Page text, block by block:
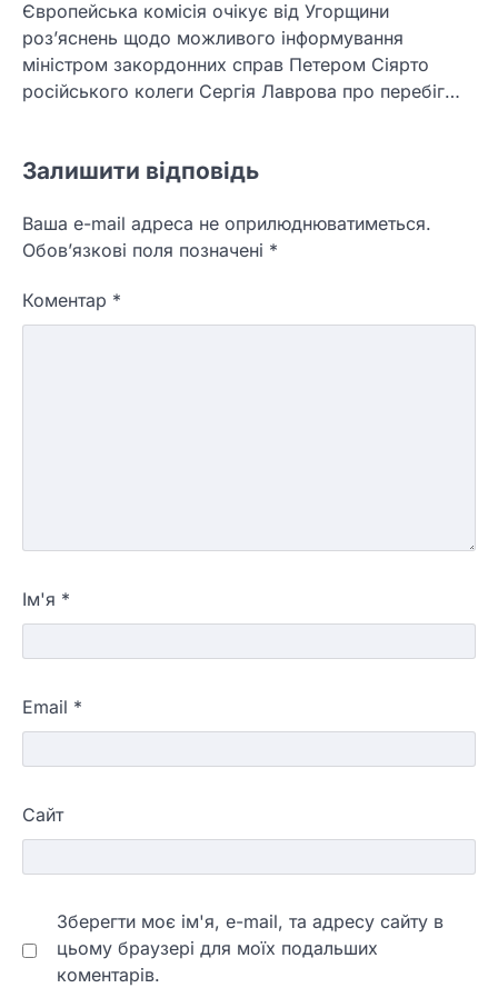
Європейська комісія очікує від Угорщини
роз’яснень щодо можливого інформування
міністром закордонних справ Петером Сіярто
російського колеги Сергія Лаврова про перебіг…
Залишити відповідь
Ваша e-mail адреса не оприлюднюватиметься.
Обов’язкові поля позначені *
Коментар *
Ім'я *
Email *
Сайт
Зберегти моє ім'я, e-mail, та адресу сайту в
цьому браузері для моїх подальших
коментарів.